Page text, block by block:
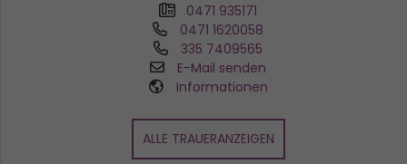
0471 935171
0471 1620058
335 7409565
E-Mail senden
Informationen
ALLE TRAUERANZEIGEN